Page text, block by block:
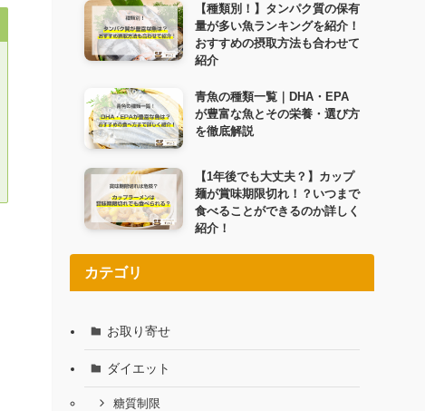
【種類別！】タンパク質の保有
量が多い魚ランキングを紹介！
おすすめの摂取方法も合わせて
紹介
青魚の種類一覧｜DHA・EPA
が豊富な魚とその栄養・選び方
を徹底解説
【1年後でも大丈夫？】カップ
麺が賞味期限切れ！？いつまで
食べることができるのか詳しく
紹介！
カテゴリ
お取り寄せ
ダイエット
糖質制限